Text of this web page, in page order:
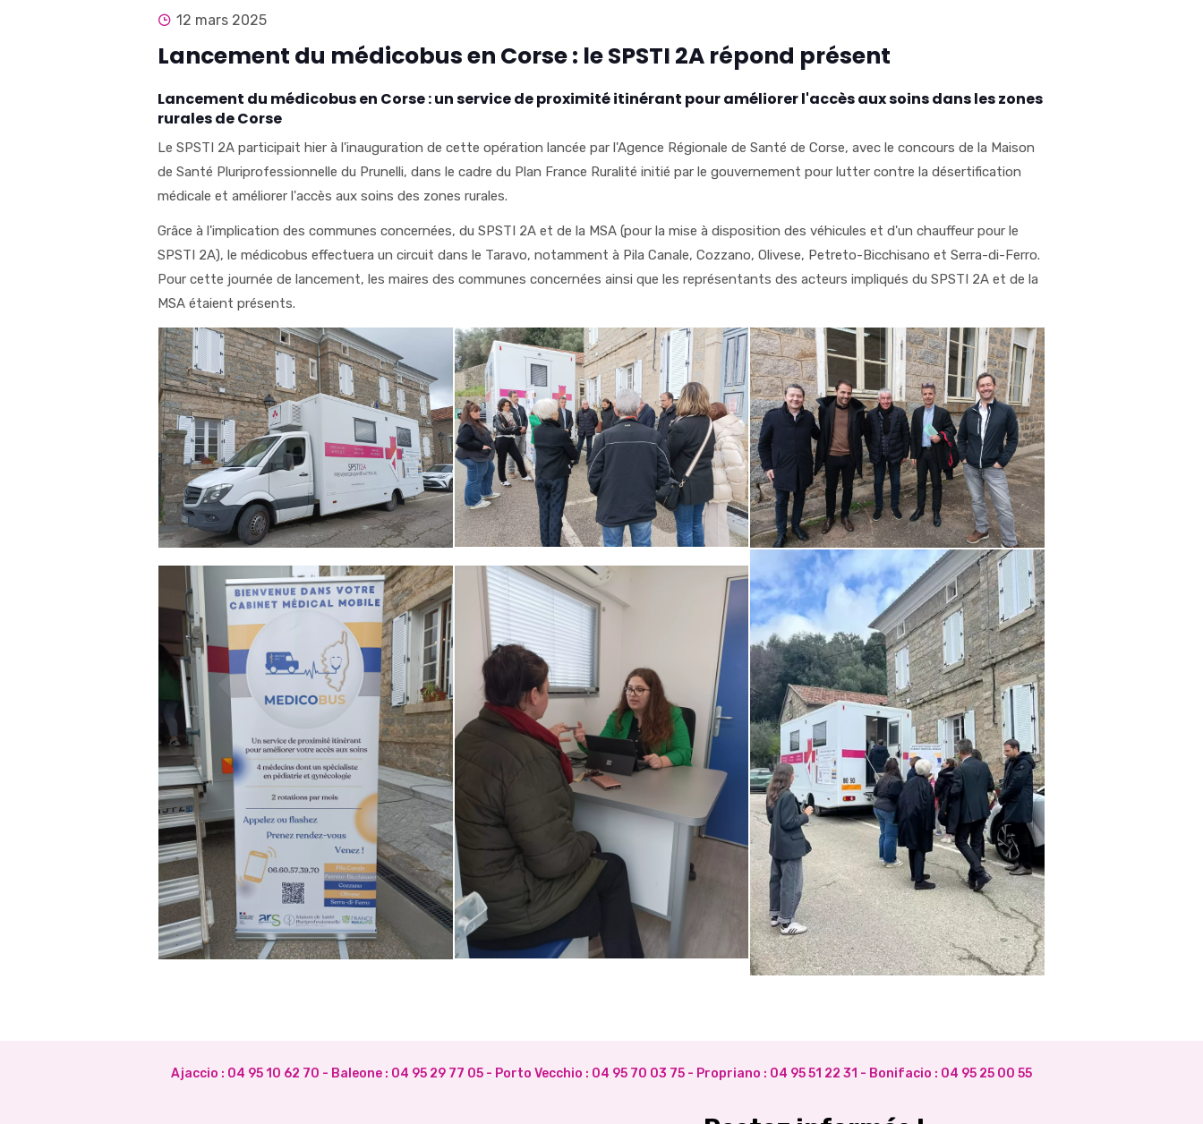
12 mars 2025
Lancement du médicobus en Corse : le SPSTI 2A répond présent
Lancement du médicobus en Corse : un service de proximité itinérant pour améliorer l'accès aux soins dans les zones
rurales de Corse
Le SPSTI 2A participait hier à l'inauguration de cette opération lancée par l'Agence Régionale de Santé de Corse, avec le concours de la Maison
de Santé Pluriprofessionnelle du Prunelli, dans le cadre du Plan France Ruralité initié par le gouvernement pour lutter contre la désertification
médicale et améliorer l'accès aux soins des zones rurales.
Grâce à l'implication des communes concernées, du SPSTI 2A et de la MSA (pour la mise à disposition des véhicules et d'un chauffeur pour le
SPSTI 2A), le médicobus effectuera un circuit dans le Taravo, notamment à Pila Canale, Cozzano, Olivese, Petreto-Bicchisano et Serra-di-Ferro.
Pour cette journée de lancement, les maires des communes concernées ainsi que les représentants des acteurs impliqués du SPSTI 2A et de la
MSA étaient présents.
Ajaccio : 04 95 10 62 70 - Baleone : 04 95 29 77 05 - Porto Vecchio : 04 95 70 03 75 - Propriano : 04 95 51 22 31 - Bonifacio : 04 95 25 00 55